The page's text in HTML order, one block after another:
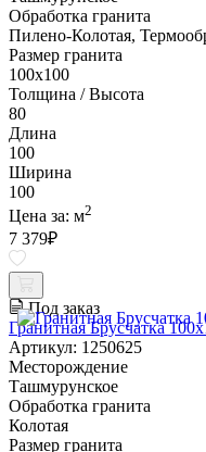
Обработка гранита
Пилено-Колотая,
Размер гранита
100х100
Толщина / Высота
80
Длина
100
Ширина
100
Цена за: м2
7 379₽
Под заказ
Гранитная Брусчатка
Артикул: 1250625
Месторождение
Ташмурунское
Обработка гранита
Колотая
Размер гранита